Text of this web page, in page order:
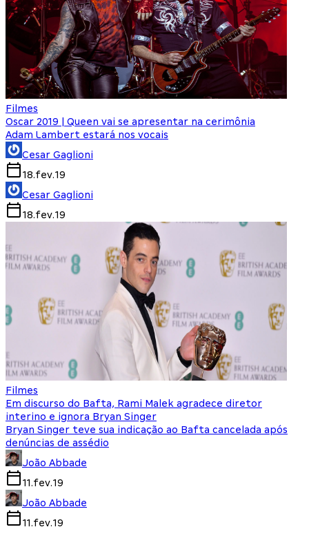
Filmes
Oscar 2019 | Queen vai se apresentar na cerimônia
Adam Lambert estará nos vocais
Cesar Gaglioni
18.fev.19
Cesar Gaglioni
18.fev.19
Filmes
Em discurso do Bafta, Rami Malek agradece diretor
interino e ignora Bryan Singer
Bryan Singer teve sua indicação ao Bafta cancelada após
denúncias de assédio
João Abbade
11.fev.19
João Abbade
11.fev.19